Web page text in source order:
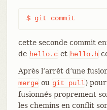
$ git commit
cette seconde commit
de hello.c et hello.h
Après l’arrêt d’une
merge ou git pull)
fusionnés proprement
les chemins en conflit